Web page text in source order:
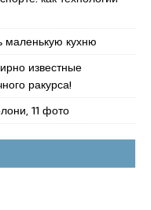
маленькую кухню
известные
ракурса!
11 фото